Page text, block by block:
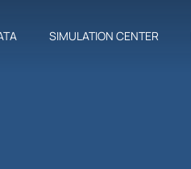
SIMULATION CENTER